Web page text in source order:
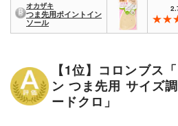
オカザキ
つま先用ポイントイン
ソール
【1位】コロンブス
ン つま先用 サイズ
ードクロ」